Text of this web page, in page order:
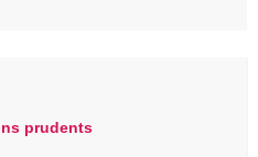
prudents